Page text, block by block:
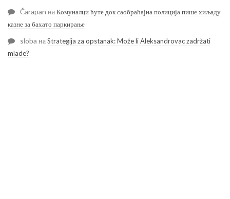
Čarapan наКомуналци ћуте док саобраћајна полиција пише хиљаду
казне за бахато паркирање
sloba наStrategija za opstanak: Može li Aleksandrovac zadržati
mlade?